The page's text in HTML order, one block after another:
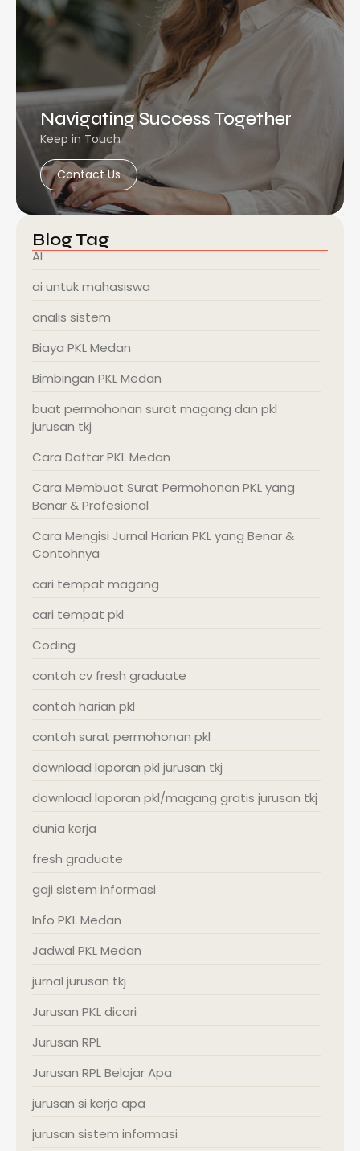
Navigating Success Together
Keep in Touch
Contact Us
Blog Tag
AI
ai untuk mahasiswa
analis sistem
Biaya PKL Medan
Bimbingan PKL Medan
buat permohonan surat magang dan pkl
jurusan tkj
Cara Daftar PKL Medan
Cara Membuat Surat Permohonan PKL yang
Benar & Profesional
Cara Mengisi Jurnal Harian PKL yang Benar &
Contohnya
cari tempat magang
cari tempat pkl
Coding
contoh cv fresh graduate
contoh harian pkl
contoh surat permohonan pkl
download laporan pkl jurusan tkj
download laporan pkl/magang gratis jurusan tkj
dunia kerja
fresh graduate
gaji sistem informasi
Info PKL Medan
Jadwal PKL Medan
jurnal jurusan tkj
Jurusan PKL dicari
Jurusan RPL
Jurusan RPL Belajar Apa
jurusan si kerja apa
jurusan sistem informasi